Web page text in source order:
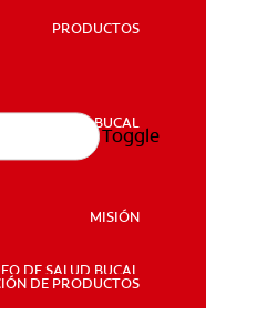
SALUD BUCAL
PRODUCTOS
SALUD BUCAL
MISIÓN
DE SALUD BUCAL
DE PRODUCTOS
Toggle
Las